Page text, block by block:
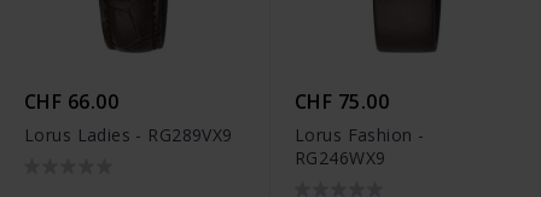
CHF 66.00
Lorus Ladies - RG289VX9
CHF 75.00
Lorus Fashion -
RG246WX9